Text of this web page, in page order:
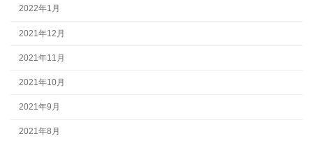
2022年1月
2021年12月
2021年11月
2021年10月
2021年9月
2021年8月